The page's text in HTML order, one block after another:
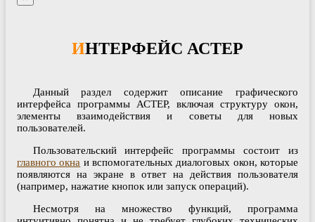
ИНТЕРФЕЙС АСТЕР
Данный раздел содержит описание графического
интерфейса программы АСТЕР, включая структуру окон,
элементы взаимодействия и советы для новых
пользователей.
Пользовательский интерфейс программы состоит из
главного окна и вспомогательных диалоговых окон, которые
появляются на экране в ответ на действия пользователя
(например, нажатие кнопок или запуск операций).
Несмотря на множество функций, программа